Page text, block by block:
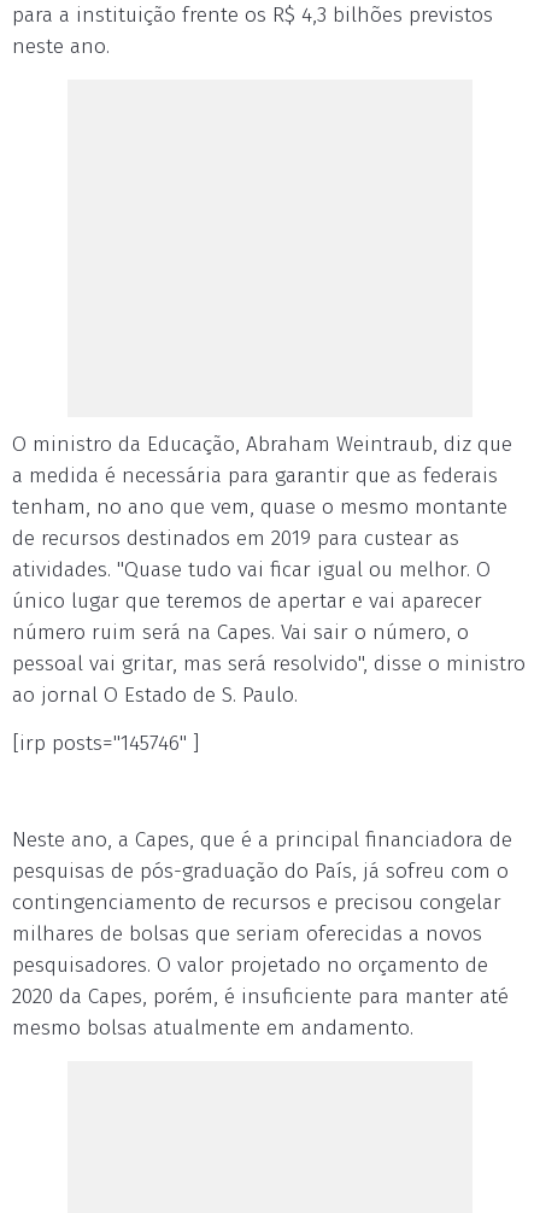
para a instituição frente os R$ 4,3 bilhões previstos
neste ano.
O ministro da Educação, Abraham Weintraub, diz que
a medida é necessária para garantir que as federais
tenham, no ano que vem, quase o mesmo montante
de recursos destinados em 2019 para custear as
atividades. "Quase tudo vai ficar igual ou melhor. O
único lugar que teremos de apertar e vai aparecer
número ruim será na Capes. Vai sair o número, o
pessoal vai gritar, mas será resolvido", disse o ministro
ao jornal O Estado de S. Paulo.
[irp posts="145746" ]
Neste ano, a Capes, que é a principal financiadora de
pesquisas de pós-graduação do País, já sofreu com o
contingenciamento de recursos e precisou congelar
milhares de bolsas que seriam oferecidas a novos
pesquisadores. O valor projetado no orçamento de
2020 da Capes, porém, é insuficiente para manter até
mesmo bolsas atualmente em andamento.